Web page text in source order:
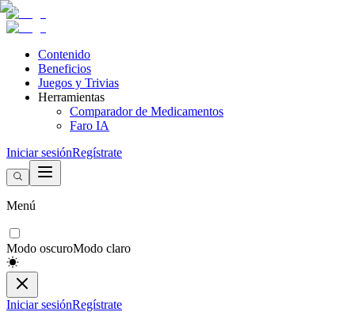
Contenido
Beneficios
Juegos y Trivias
Herramientas
Comparador de Medicamentos
Faro IA
Iniciar sesiónRegístrate
Menú
Modo oscuroModo claro
Iniciar sesiónRegístrate